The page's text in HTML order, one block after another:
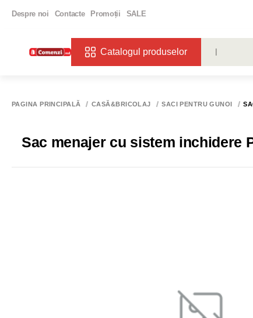
Despre noi Contacte Promoții SALE
Catalogul produselor
PAGINA PRINCIPALĂ CASĂ&BRICOLAJ SACI PENTRU GUNOI
Sac menajer cu sistem inchidere